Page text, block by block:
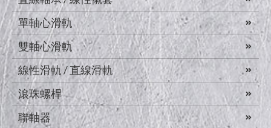
單軸心滑軌
雙軸心滑軌
線性滑軌 / 直線滑軌
滾珠螺桿
聯軸器